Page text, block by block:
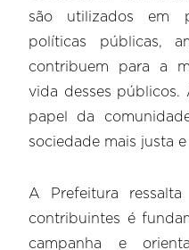
são utilizados em
políticas públicas,
contribuem para a
vida desses
papel da
sociedade mais justa
A Prefeitura
contribuintes é
campanha e